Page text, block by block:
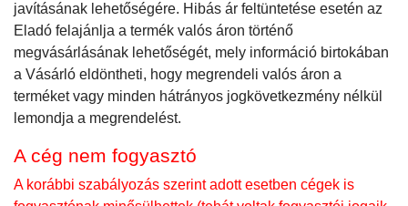
javításának lehetőségére. Hibás ár feltüntetése esetén az
Eladó felajánlja a termék valós áron történő
megvásárlásának lehetőségét, mely információ birtokában
a Vásárló eldöntheti, hogy megrendeli valós áron a
terméket vagy minden hátrányos jogkövetkezmény nélkül
lemondja a megrendelést.
A cég nem fogyasztó
A korábbi szabályozás szerint adott esetben cégek is